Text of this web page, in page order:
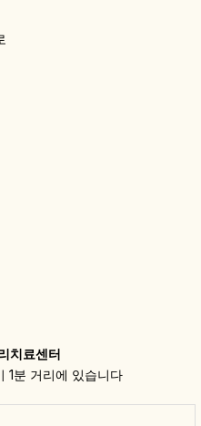
치료센터
1분 거리에 있습니다